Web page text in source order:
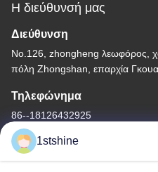
Η διεύθυνσή μας
Διεύθυνση
No.126, zhongheng λεωφόρος,
πόλη Zhongshan, επαρχία
Τηλεφώνημα
86--18126432925
1stshine